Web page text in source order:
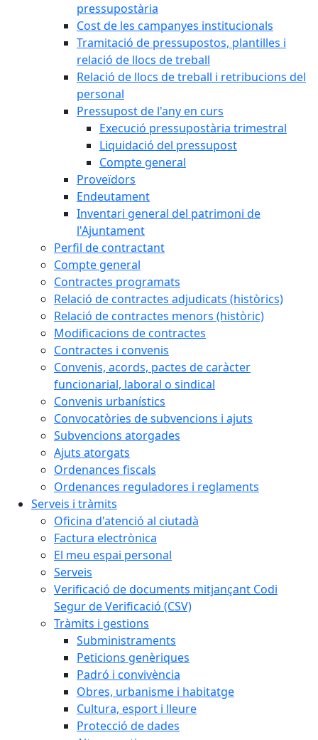
pressupostària
Cost de les campanyes institucionals
Tramitació de pressupostos, plantilles i
relació de llocs de treball
Relació de llocs de treball i retribucions del
personal
Pressupost de l'any en curs
Execució pressupostària trimestral
Liquidació del pressupost
Compte general
Proveïdors
Endeutament
Inventari general del patrimoni de
l'Ajuntament
Perfil de contractant
Compte general
Contractes programats
Relació de contractes adjudicats (històrics)
Relació de contractes menors (històric)
Modificacions de contractes
Contractes i convenis
Convenis, acords, pactes de caràcter
funcionarial, laboral o sindical
Convenis urbanístics
Convocatòries de subvencions i ajuts
Subvencions atorgades
Ajuts atorgats
Ordenances fiscals
Ordenances reguladores i reglaments
Serveis i tràmits
Oficina d'atenció al ciutadà
Factura electrònica
El meu espai personal
Serveis
Verificació de documents mitjançant Codi
Segur de Verificació (CSV)
Tràmits i gestions
Subministraments
Peticions genèriques
Padró i convivència
Obres, urbanisme i habitatge
Cultura, esport i lleure
Protecció de dades